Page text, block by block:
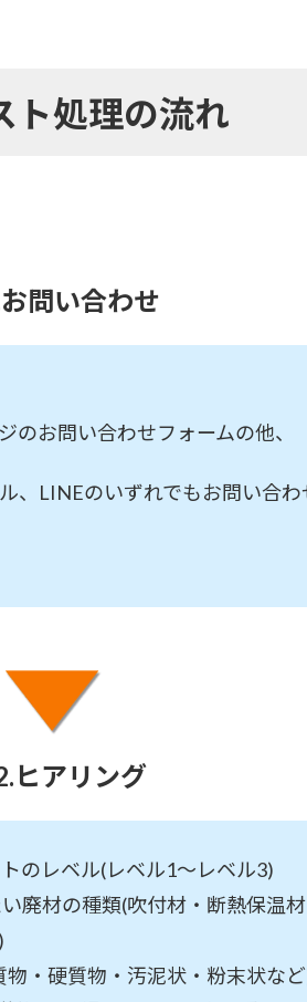
ト処理の流れ
お問い合わせ
のお問い合わせフォームの他、
、LINEのいずれでもお問い合わ
ヒアリング
のレベル(レベル1～レベル3)
廃材の種類(吹付材・断熱保温
・硬質物・汚泥状・粉末状な